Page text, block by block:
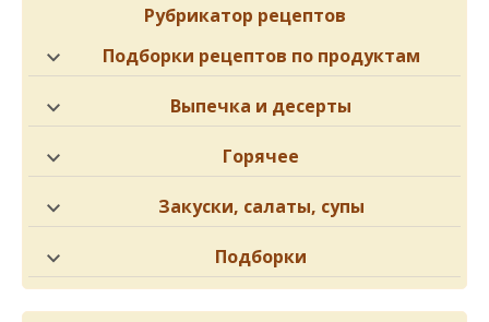
Рубрикатор рецептов
Подборки рецептов по продуктам
Выпечка и десерты
Горячее
Закуски, салаты, супы
Подборки